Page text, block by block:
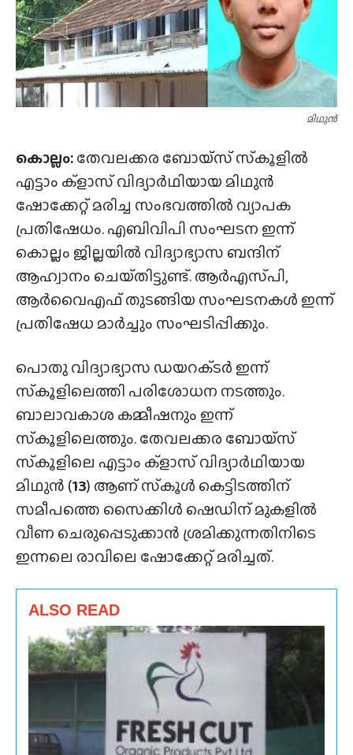
മിഥുൻ
കൊല്ലം:തേവലക്കര ബോയ്‌സ് സ്‌കൂളിൽ
എട്ടാം ക്ളാസ് വിദ്യാർഥിയായ മിഥുൻ
ഷോക്കേറ്റ് മരിച്ച സംഭവത്തിൽ വ്യാപക
പ്രതിഷേധം. എബിവിപി സംഘടന ഇന്ന്
കൊല്ലം ജില്ലയിൽ വിദ്യാഭ്യാസ ബന്ദിന്
ആഹ്വാനം ചെയ്‌തിട്ടുണ്ട്‌. ആർഎസ്‌പി,
ആർവൈഎഫ് തുടങ്ങിയ സംഘടനകൾ ഇന്ന്
പ്രതിഷേധ മാർച്ചും സംഘടിപ്പിക്കും.
പൊതു വിദ്യാഭ്യാസ ഡയറക്‌ടർ ഇന്ന്
സ്‌കൂളിലെത്തി പരിശോധന നടത്തും.
ബാലാവകാശ കമ്മീഷനും ഇന്ന്
സ്‌കൂളിലെത്തും. തേവലക്കര ബോയ്‌സ്
സ്‌കൂളിലെ എട്ടാം ക്ളാസ് വിദ്യാർഥിയായ
മിഥുൻ (13) ആണ് സ്‌കൂൾ കെട്ടിടത്തിന്
സമീപത്തെ സൈക്കിൾ ഷെഡിന് മുകളിൽ
വീണ ചെരുപ്പെടുക്കാൻ ശ്രമിക്കുന്നതിനിടെ
ഇന്നലെ രാവിലെ ഷോക്കേറ്റ് മരിച്ചത്.
ALSO READ